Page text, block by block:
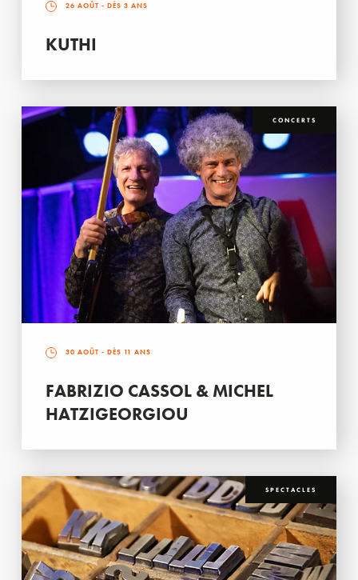
26 AOÛT - DÈS 3 ANS
KUTHI
CONCERTS
30 AOÛT - DÈS 11 ANS
FABRIZIO CASSOL & MICHEL
HATZIGEORGIOU
SPECTACLES